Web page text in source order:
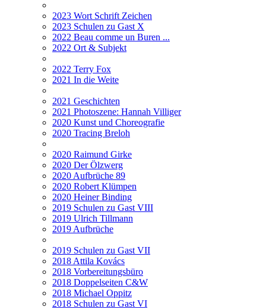
2023 Wort Schrift Zeichen
2023 Schulen zu Gast X
2022 Beau comme un Buren ...
2022 Ort & Subjekt
2022 Terry Fox
2021 In die Weite
2021 Geschichten
2021 Photoszene: Hannah Villiger
2020 Kunst und Choreografie
2020 Tracing Breloh
2020 Raimund Girke
2020 Der Ölzwerg
2020 Aufbrüche 89
2020 Robert Klümpen
2020 Heiner Binding
2019 Schulen zu Gast VIII
2019 Ulrich Tillmann
2019 Aufbrüche
2019 Schulen zu Gast VII
2018 Attila Kovács
2018 Vorbereitungsbüro
2018 Doppelseiten C&W
2018 Michael Oppitz
2018 Schulen zu Gast VI